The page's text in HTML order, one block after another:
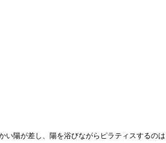
い陽が差し、陽を浴びながらピラティスするの